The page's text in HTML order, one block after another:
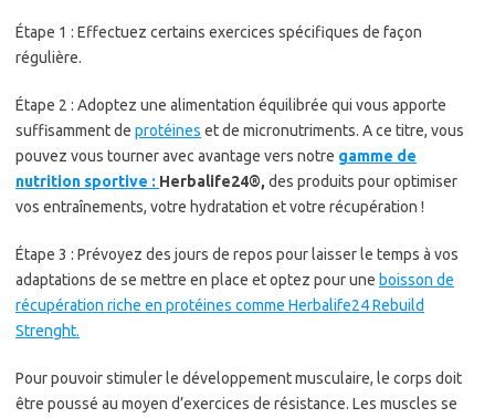
Étape 1 : Effectuez certains exercices spécifiques de façon
régulière.
Étape 2 : Adoptez une alimentation équilibrée qui vous apporte
suffisamment de protéines et de micronutriments. A ce titre, vous
pouvez vous tourner avec avantage vers notre gamme de
nutrition sportive : Herbalife24®, des produits pour optimiser
vos entraînements, votre hydratation et votre récupération !
Étape 3 : Prévoyez des jours de repos pour laisser le temps à vos
adaptations de se mettre en place et optez pour une boisson de
récupération riche en protéines comme Herbalife24 Rebuild
Strenght.
Pour pouvoir stimuler le développement musculaire, le corps doit
être poussé au moyen d’exercices de résistance. Les muscles se